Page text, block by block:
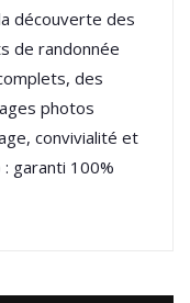
découverte des
de randonnée
des
photos
convivialité et
garanti 100%